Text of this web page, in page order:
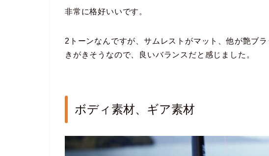
非常に格好いいです。
2トーンなんですが、サムレストがマット、他が艶ブ
きがきそうなので、良いバランスだと感じました。
ボディ素材、ギア素材